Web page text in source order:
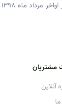
مشتریان
آنلاین